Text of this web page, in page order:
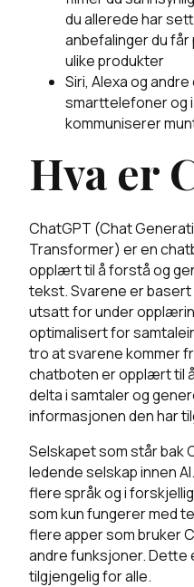
du allerede har
anbefalinger du får
ulike produkter
Siri, Alexa og
smarttelefoner og
kommuniserer
Hva er
ChatGPT (Chat
Transformer) er en
opplært til å forstå og
tekst. Svarene er
utsatt for under
optimalisert for
tro at svarene kommer
chatboten er opplært til
delta i samtaler og
informasjonen den har
Selskapet som står bak
ledende selskap innen
flere språk og i
som kun fungerer med
flere apper som bruker
andre funksjoner. Dette
tilgjengelig for alle.